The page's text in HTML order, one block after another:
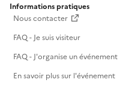
Informations pratiques
Nous contacter
FAQ - Je suis visiteur
FAQ - J'organise un événement
En savoir plus sur l'événement